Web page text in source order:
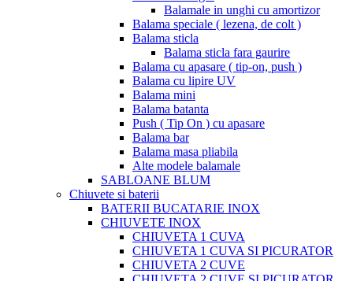
Balamale in unghi cu amortizor
Balama speciale ( lezena, de colt )
Balama sticla
Balama sticla fara gaurire
Balama cu apasare ( tip-on, push )
Balama cu lipire UV
Balama mini
Balama batanta
Push ( Tip On ) cu apasare
Balama bar
Balama masa pliabila
Alte modele balamale
SABLOANE BLUM
Chiuvete si baterii
BATERII BUCATARIE INOX
CHIUVETE INOX
CHIUVETA 1 CUVA
CHIUVETA 1 CUVA SI PICURATOR
CHIUVETA 2 CUVE